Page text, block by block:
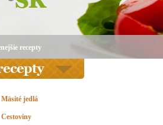
recepty
Mäsité jedlá
Cestoviny